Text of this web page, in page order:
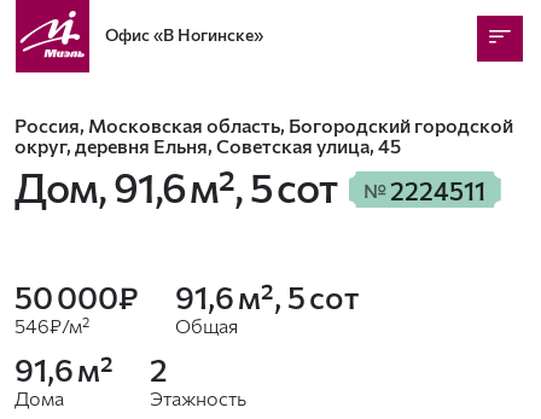
Офис«В Ногинске»
Россия, Московская область, Богородский городской
округ, деревня Ельня, Советская улица, 45
Дом,91,6 м², 5 сот № 2224511
50 000₽
546₽/м²
91,6 м², 5 сот
Общая
91,6 м²
Дома
2
Этажность